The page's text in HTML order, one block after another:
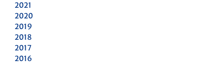
2021
2020
2019
2018
2017
2016